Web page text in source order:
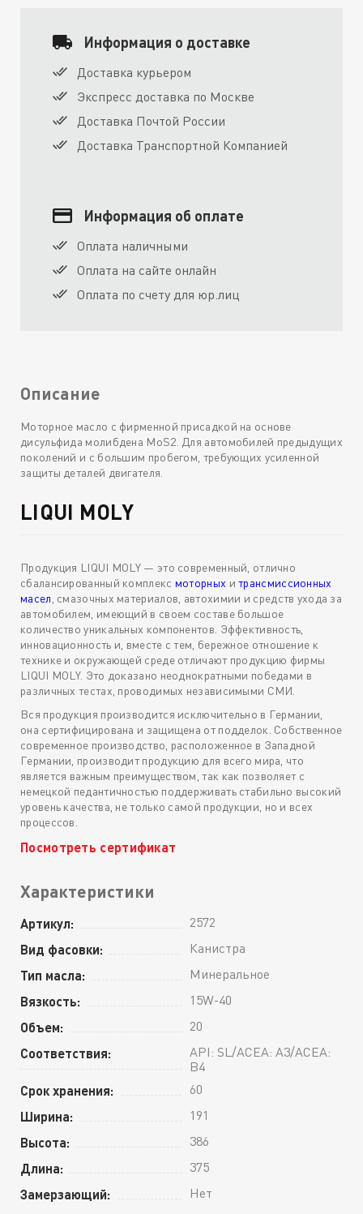
Информация о доставке
Доставка курьером
Экспресс доставка по Москве
Доставка Почтой России
Доставка Транспортной Компанией
Информация об оплате
Оплата наличными
Оплата на сайте онлайн
Оплата по счету для юр.лиц
Описание
Моторное масло с фирменной присадкой на основе
дисульфида молибдена MoS2. Для автомобилей предыдущих
поколений и с большим пробегом, требующих усиленной
защиты деталей двигателя.
LIQUI MOLY
Продукция LIQUI MOLY — это современный, отлично
сбалансированный комплекс моторных итрансмиссионных
масел , смазочных материалов, автохимии и средств ухода за
автомобилем, имеющий в своем составе большое
количество уникальных компонентов. Эффективность,
инновационность и, вместе с тем, бережное отношение к
технике и окружающей среде отличают продукцию фирмы
LIQUI MOLY. Это доказано неоднократными победами в
различных тестах, проводимых независимыми СМИ.
Вся продукция производится исключительно в Германии,
она сертифицирована и защищена от подделок. Собственное
современное производство, расположенное в Западной
Германии, производит продукцию для всего мира, что
является важным преимуществом, так как позволяет с
немецкой педантичностью поддерживать стабильно высокий
уровень качества, не только самой продукции, но и всех
процессов.
Посмотреть сертификат
Характеристики
Артикул: 2572
Вид фасовки: Канистра
Тип масла: Минеральное
Вязкость: 15W-40
Объем: 20
Соответствия:
API: SL/ACEA: A3/ACEA:
B4
Срок хранения: 60
Ширина: 191
Высота: 386
Длина: 375
Замерзающий: Нет